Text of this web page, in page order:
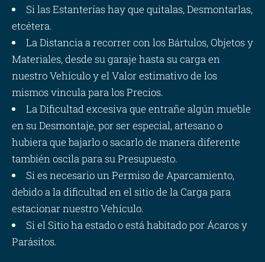
Si las Estanterías hay que quitalas, Desmontarlas,
etcétera.
La Distancia a recorrer con los Bártulos, Objetos y
Materiales, desde su garaje hasta su carga en
nuestro Vehículo y el Valor estimativo de los
mismos vincula para los Precios.
La Dificultad excesiva que entrañe algún mueble
en su Desmontaje, por ser especial, artesano o
hubiera que bajarlo o sacarlo de manera diferente
también oscila para su Presupuesto.
Si es necesario un Permiso de Aparcamiento,
debido a la dificultad en el sitio de la Carga para
estacionar nuestro Vehículo.
Si el Sitio ha estado o está habitado por Ácaros y
Parásitos.